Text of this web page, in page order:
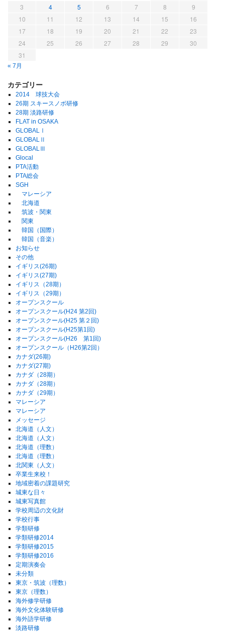
3
4 5 6 7 8
9
10
11 12 13 14 15
16
17
18 19 20 21 22
23
24
25 26 27 28 29
30
31
« 7月
カテゴリー
2014 球技大会
26期 スキースノボ研修
28期 淡路研修
FLAT in OSAKA
GLOBALⅠ
GLOBALⅡ
GLOBALⅢ
Glocal
PTA活動
PTA総会
SGH
マレーシア
北海道
筑波・関東
関東
韓国（国際）
韓国（音楽）
お知らせ
その他
イギリス(26期)
イギリス(27期)
イギリス（28期）
イギリス（29期）
オープンスクール
オープンスクール(H24 第2回)
オープンスクール(H25 第２回)
オープンスクール(H25第1回)
オープンスクール(H26 第1回)
オープンスクール（H26第2回）
カナダ(26期)
カナダ(27期)
カナダ（28期）
カナダ（28期）
カナダ（29期）
マレーシア
マレーシア
メッセージ
北海道（人文）
北海道（人文）
北海道（理数）
北海道（理数）
北関東（人文）
卒業生来校！
地域密着の課題研究
城東な日々
城東写真館
学校周辺の文化財
学校行事
学類研修
学類研修2014
学類研修2015
学類研修2016
定期演奏会
未分類
東京・筑波（理数）
東京（理数）
海外修学研修
海外文化体験研修
海外語学研修
淡路研修